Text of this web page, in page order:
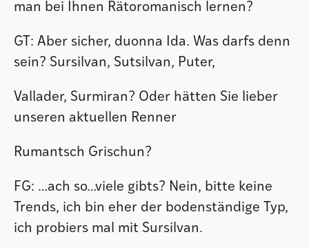
man bei Ihnen Rätoromanisch lernen?
GT: Aber sicher, duonna Ida. Was darfs denn
sein? Sursilvan, Sutsilvan, Puter,
Vallader, Surmiran? Oder hätten Sie lieber
unseren aktuellen Renner
Rumantsch Grischun?
FG: …ach so…viele gibts? Nein, bitte keine
Trends, ich bin eher der bodenständige Typ,
ich probiers mal mit Sursilvan.